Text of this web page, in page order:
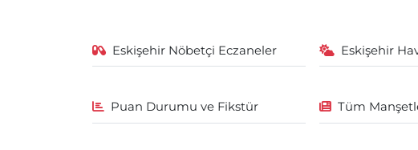
Eskişehir Nöbetçi Eczaneler Eskişehir
Puan Durumu ve Fikstür Tüm